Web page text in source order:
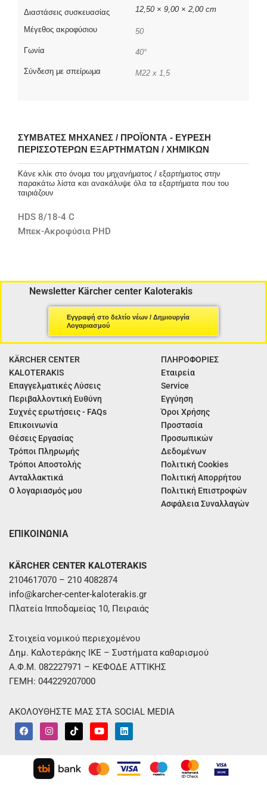
Διαστάσεις συσκευασίας 12,50 × 9,00 × 2,00 cm
Μέγεθος ακροφύσιου 50
Γωνία 40°
Σύνδεση με σπείρωμα M22 x 1,5
ΣΥΜΒΑΤΈΣ ΜΗΧΑΝΈΣ / ΠΡΟΪΌΝΤΑ - ΕΎΡΕΣΗ
ΠΕΡΙΣΣΌΤΕΡΩΝ ΕΞΑΡΤΗΜΆΤΩΝ / ΧΗΜΙΚΏΝ
Κάνε κλίκ στο όνομα του μηχανήματος / εξαρτήματος στην
παρακάτω λίστα και ανακάλυψε όλα τα εξαρτήματα που του
ταιριάζουν
HDS 8/18-4 C
Μπεκ-Ακροφύσια PHD
Newsletter Kärcher center Kaloterakis
Εγγραφή στο δελτίο νέων / Δημιουργία
Λογαριασμού
KÄRCHER CENTER
KALOTERAKIS
Επαγγελματικές Λύσεις
Περιβαλλοντική Ευθύνη
Συχνές ερωτήσεις - FAQs
Επικοινωνία
Θέσεις Εργασίας
Τρόποι Πληρωμής
Τρόποι Αποστολής
Ανταλλακτικά
Ο λογαριασμός μου
ΠΛΗΡΟΦΟΡΙΕΣ
Εταιρεία
Service
Εγγύηση
Όροι Χρήσης
Προστασία
Προσωπικών
Δεδομένων
Πολιτική Cookies
Πολιτική Απορρήτου
Πολιτική Επιστροφών
Ασφάλεια Συναλλαγών
ΕΠΙΚΟΙΝΩΝΙΑ
KÄRCHER CENTER KALOTERAKIS
2104617070 – 210 4082874
info@karcher-center-kaloterakis.gr
Πλατεία Ιπποδαμείας 10, Πειραιάς
Στοιχεία νομικού περιεχομένου
Δημ. Καλοτεράκης ΙΚΕ – Συστήματα καθαρισμού
Α.Φ.Μ. 082227971 – ΚΕΦΟΔΕ ΑΤΤΙΚΗΣ
ΓΕΜΗ: 044229207000
ΑΚΟΛΟΥΘΗΣΤΕ ΜΑΣ ΣΤΑ SOCIAL MEDIA
F
a
c
I
n
s
a
g
r
T
i
k
k
Y
o
u
u
b
L
i
n
e
d
i